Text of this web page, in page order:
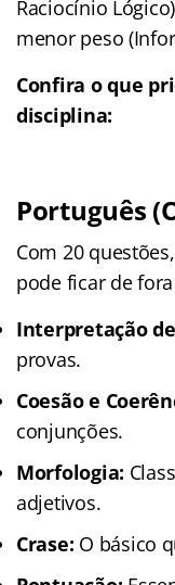
Raciocínio
menor peso
Confira o que
disciplina:
Português
Com 20
pode ficar de
Interpretação
provas.
Coesão e
conjunções.
Morfologia:
adjetivos.
Crase: O básico